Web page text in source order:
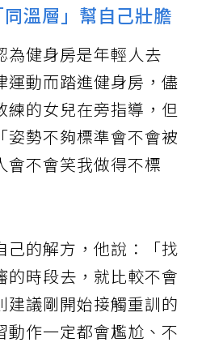
溫層」幫自己壯膽
為健身房是年輕人去
運動而踏進健身房，儘
練的女兒在旁指導，但
姿勢不夠標準會不會被
會不會笑我做得不標
己的解方，他說：「找
的時段去，就比較不會
建議剛開始接觸重訓的
動作一定都會尷尬、不